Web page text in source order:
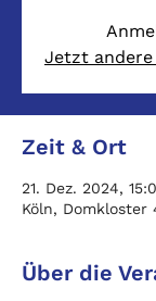
Jetzt andere
Zeit & Ort
21. Dez. 2024,
Köln, Domkloster
Über die